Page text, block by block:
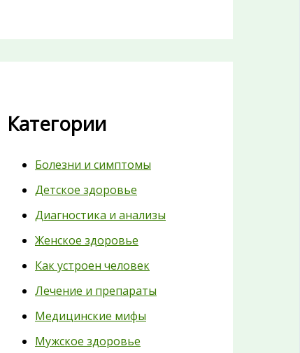
Категории
Болезни и симптомы
Детское здоровье
Диагностика и анализы
Женское здоровье
Как устроен человек
Лечение и препараты
Медицинские мифы
Мужское здоровье